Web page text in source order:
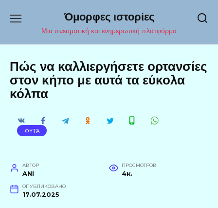
содержанию
Όμορφες ιστορίες
Μια πνευματική και ενημερωτική πλατφόρμα
Πώς να καλλιεργήσετε ορτανσίες
στον κήπο με αυτά τα εύκολα
κόλπα
ΦΥΤΆ
АВТОР
ANI
ПРОСМОТРОВ
4к.
ОПУБЛИКОВАНО
17.07.2025